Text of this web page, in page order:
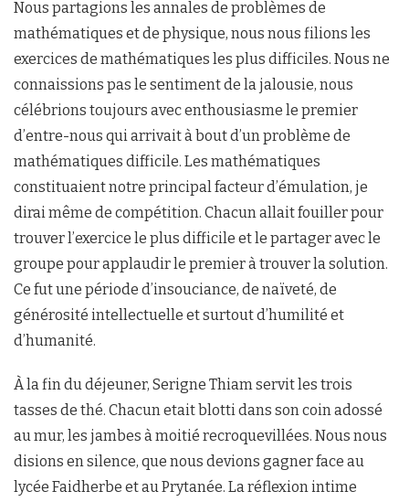
Nous partagions les annales de problèmes de
mathématiques et de physique, nous nous filions les
exercices de mathématiques les plus difficiles. Nous ne
connaissions pas le sentiment de la jalousie, nous
célébrions toujours avec enthousiasme le premier
d’entre-nous qui arrivait à bout d’un problème de
mathématiques difficile. Les mathématiques
constituaient notre principal facteur d’émulation, je
dirai même de compétition. Chacun allait fouiller pour
trouver l’exercice le plus difficile et le partager avec le
groupe pour applaudir le premier à trouver la solution.
Ce fut une période d’insouciance, de naïveté, de
générosité intellectuelle et surtout d’humilité et
d’humanité.
À la fin du déjeuner, Serigne Thiam servit les trois
tasses de thé. Chacun etait blotti dans son coin adossé
au mur, les jambes à moitié recroquevillées. Nous nous
disions en silence, que nous devions gagner face au
lycée Faidherbe et au Prytanée. La réflexion intime